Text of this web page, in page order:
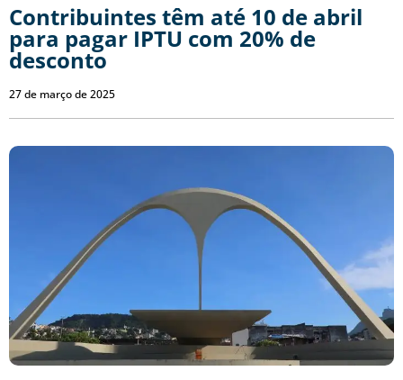
Contribuintes têm até 10 de abril
para pagar IPTU com 20% de
desconto
27 de março de 2025